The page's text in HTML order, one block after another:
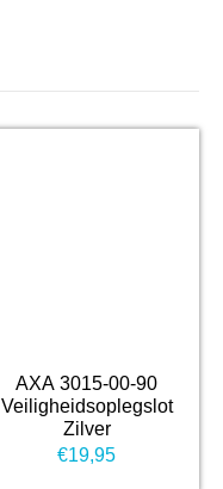
AXA 3015-00-90
Veiligheidsoplegslot
Zilver
€19,95